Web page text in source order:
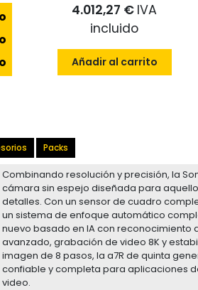
4.012,27 € IVA
incluido
Añadir al carrito
Packs
Combinando resolución y precisión, la
cámara sin espejo diseñada para
detalles. Con un sensor de cuadro
un sistema de enfoque automático
nuevo basado en IA con reconocimiento
avanzado, grabación de video 8K y
imagen de 8 pasos, la a7R de quinta
confiable y completa para aplicaciones
video.